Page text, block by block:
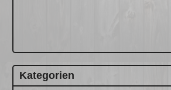
Kategorien